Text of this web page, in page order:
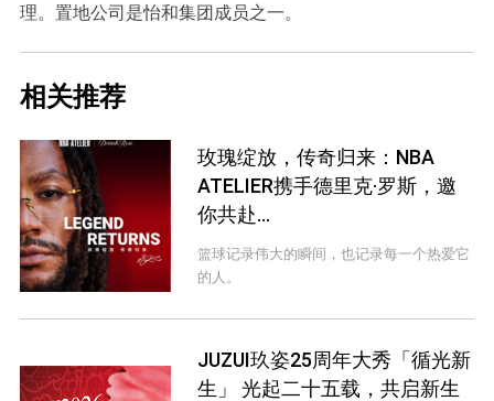
理。置地公司是怡和集团成员之一。
相关推荐
玫瑰绽放，传奇归来：NBA
ATELIER携手德里克·罗斯，邀
你共赴...
篮球记录伟大的瞬间，也记录每一个热爱它
的人。
JUZUI玖姿25周年大秀「循光新
生」 光起二十五载，共启新生